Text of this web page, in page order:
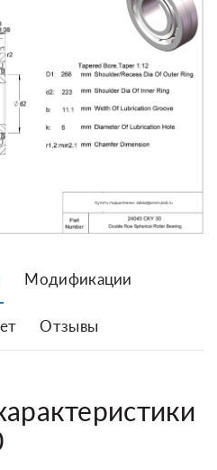
Модификации
Отзывы